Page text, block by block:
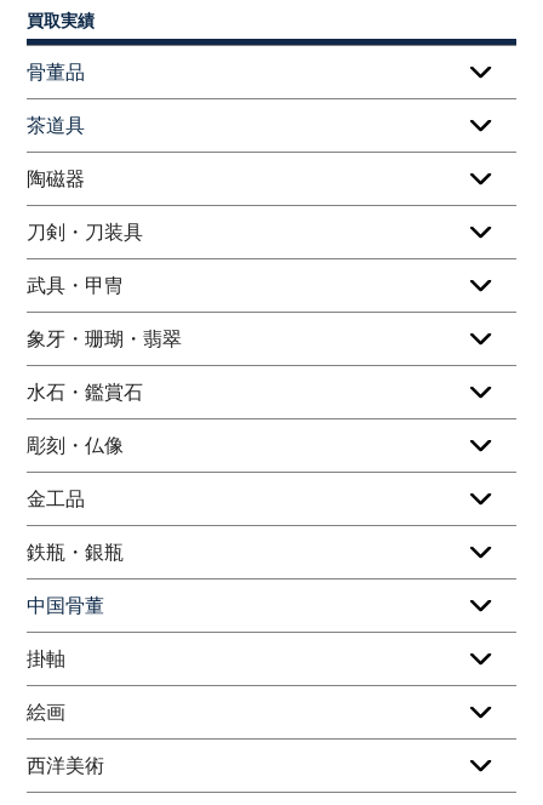
買取実績
骨董品
茶道具
陶磁器
刀剣・刀装具
武具・甲冑
象牙・珊瑚・翡翠
水石・鑑賞石
彫刻・仏像
金工品
鉄瓶・銀瓶
中国骨董
掛軸
絵画
西洋美術